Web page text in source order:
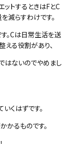
ットするときはFとC
減らすわけです。
。Cは日常生活を送
える役割があり、
はないのでやめまし
くはずです。
かるものです。